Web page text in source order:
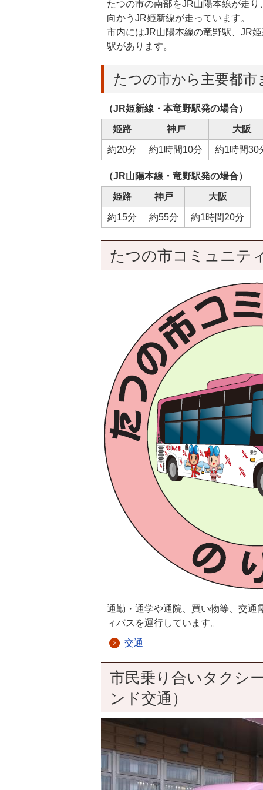
たつの市の南部をJR山陽本線が走
向かうJR姫新線が走っています。
市内にはJR山陽本線の竜野駅、JR
駅があります。
たつの市から主要都市
（JR姫新線・本竜野駅発の場合）
姫路 神戸 大阪
約20分 約1時間10分 約1時間30
（JR山陽本線・竜野駅発の場合）
姫路 神戸 大阪
約15分 約55分 約1時間20分
たつの市コミュニテ
通勤・通学や通院、買い物等、交通
ィバスを運行しています。
交通
市民乗り合いタクシ
ンド交通）